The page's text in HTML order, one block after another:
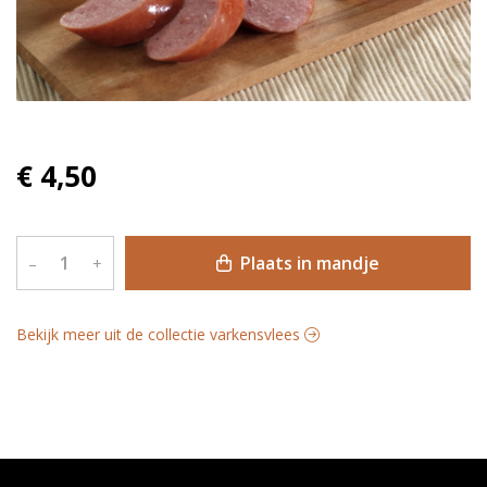
€ 4,50
– + Plaats in mandje
Bekijk meer uit de collectie varkensvlees